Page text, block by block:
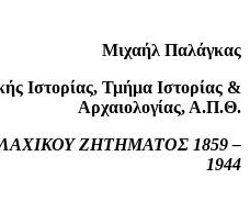
Μιχαήλ Παλάγκας
Ιστορίας, Τμήμα Ιστορίας &
Αρχαιολογίας, Α.Π.Θ.
ΖΗΤΗΜΑΤΟΣ 1859 –
1944